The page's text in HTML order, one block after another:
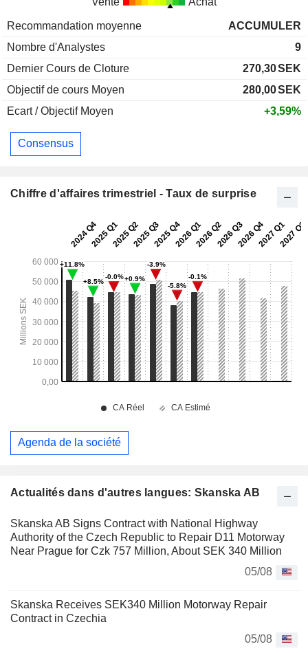
Actualités dans d'autres langues: Skanska AB
Skanska AB Signs Contract with National Highway
Authority of the Czech Republic to Repair D11 Motorway
Near Prague for Czk 757 Million, About SEK 340 Million
05/08
Skanska Receives SEK340 Million Motorway Repair
Contract in Czechia
05/08
Recommandation moyenne
ACCUMULER
Nombre d'Analystes
9
Dernier Cours de Cloture
270,30SEK
Objectif de cours Moyen
280,00SEK
Ecart / Objectif Moyen
+3,59%
Consensus
Chiffre d'affaires trimestriel - Taux de surprise
Agenda de la société